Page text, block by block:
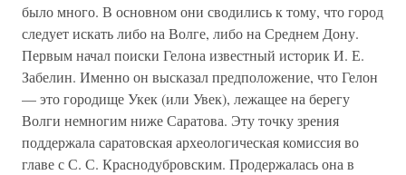
было много. В основном они сводились к тому, что город
следует искать либо на Волге, либо на Среднем Дону.
Первым начал поиски Гелона известный историк И. Е.
Забелин. Именно он высказал предположение, что Гелон
— это городище Укек (или Увек), лежащее на берегу
Волги немногим ниже Саратова. Эту точку зрения
поддержала саратовская археологическая комиссия во
главе с С. С. Краснодубровским. Продержалась она в